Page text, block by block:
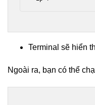
Terminal sẽ hiển
Ngoài ra, bạn có thể